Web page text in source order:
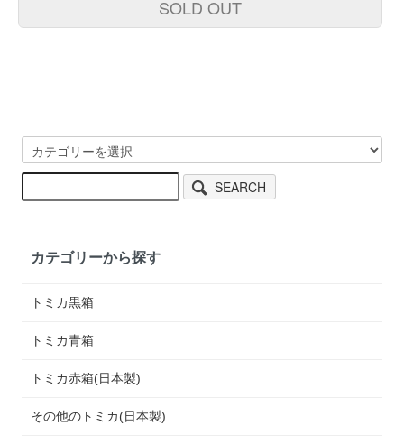
SOLD OUT
SEARCH
カテゴリーから探す
トミカ黒箱
トミカ青箱
トミカ赤箱(日本製)
その他のトミカ(日本製)